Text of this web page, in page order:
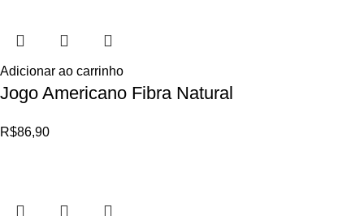
Adicionar ao carrinho
Jogo Americano Fibra Natural
R$86,90